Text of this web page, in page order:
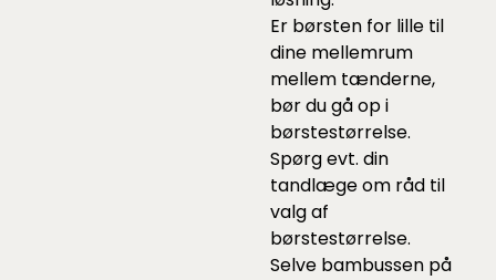
Er børsten for lille til
dine mellemrum
mellem tænderne,
bør du gå op i
børstestørrelse.
Spørg evt. din
tandlæge om råd til
valg af
børstestørrelse.
Selve bambussen på